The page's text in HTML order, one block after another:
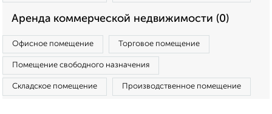
Аренда коммерческой недвижимости (0)
Офисное помещение Торговое помещение
Помещение свободного назначения
Складское помещение Производственное помещение